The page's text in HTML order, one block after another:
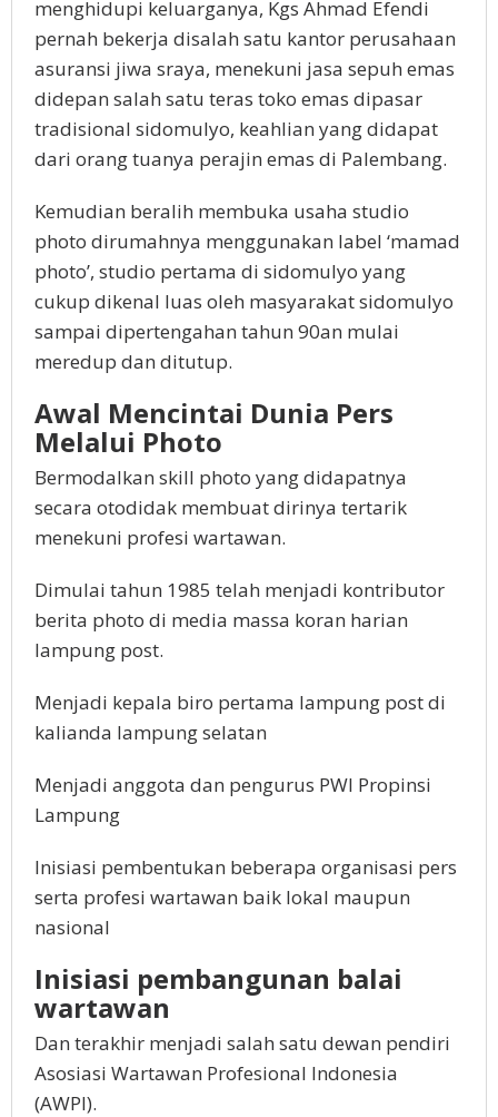
menghidupi keluarganya, Kgs Ahmad Efendi
pernah bekerja disalah satu kantor perusahaan
asuransi jiwa sraya, menekuni jasa sepuh emas
didepan salah satu teras toko emas dipasar
tradisional sidomulyo, keahlian yang didapat
dari orang tuanya perajin emas di Palembang.
Kemudian beralih membuka usaha studio
photo dirumahnya menggunakan label ‘mamad
photo’, studio pertama di sidomulyo yang
cukup dikenal luas oleh masyarakat sidomulyo
sampai dipertengahan tahun 90an mulai
meredup dan ditutup.
Awal Mencintai Dunia Pers
Melalui Photo
Bermodalkan skill photo yang didapatnya
secara otodidak membuat dirinya tertarik
menekuni profesi wartawan.
Dimulai tahun 1985 telah menjadi kontributor
berita photo di media massa koran harian
lampung post.
Menjadi kepala biro pertama lampung post di
kalianda lampung selatan
Menjadi anggota dan pengurus PWI Propinsi
Lampung
Inisiasi pembentukan beberapa organisasi pers
serta profesi wartawan baik lokal maupun
nasional
Inisiasi pembangunan balai
wartawan
Dan terakhir menjadi salah satu dewan pendiri
Asosiasi Wartawan Profesional Indonesia
(AWPI).